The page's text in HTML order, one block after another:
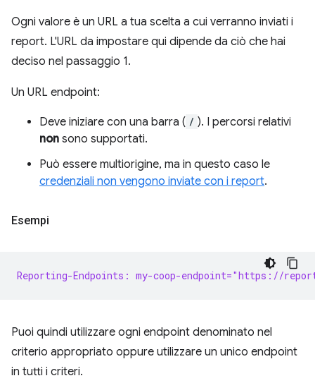
Ogni valore è un URL a tua scelta a cui verranno inviati i
report. L'URL da impostare qui dipende da ciò che hai
deciso nel passaggio 1.
Un URL endpoint:
Deve iniziare con una barra ( / ). I percorsi relativi
non sono supportati.
Può essere multiorigine, ma in questo caso le
credenziali non vengono inviate con i report.
Esempi
Reporting-Endpoints: my-coop-endpoint="https://
Puoi quindi utilizzare ogni endpoint denominato nel
criterio appropriato oppure utilizzare un unico endpoint
in tutti i criteri.